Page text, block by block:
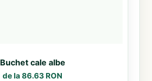
Buchet cale albe
de la 86.63 RON